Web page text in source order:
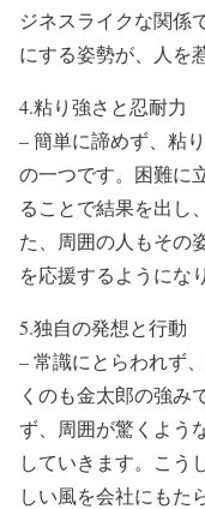
ジネスライクな関係
にする姿勢が、人を
4.粘り強さと忍耐力
– 簡単に諦めず、粘
の一つです。困難に
ることで結果を出し
た、周囲の人もその
を応援するようにな
5.独自の発想と行動
– 常識にとらわれず
くのも金太郎の強み
ず、周囲が驚くよう
していきます。こう
しい風を会社にもた